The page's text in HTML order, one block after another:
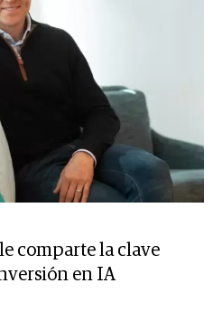
comparte la clave
en IA